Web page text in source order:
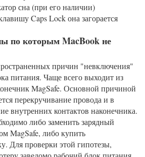
сна (при его наличии)
Caps Lock она загорается
по которым MacBook не
причин "невключения"
питания. Чаще всего выходит из
MagSafe. Основной причиной
перекручивание провода и в
внутренних контактов наконечника.
либо заменить зарядный
MagSafe, либо купить
Для проверки этой гипотезы,